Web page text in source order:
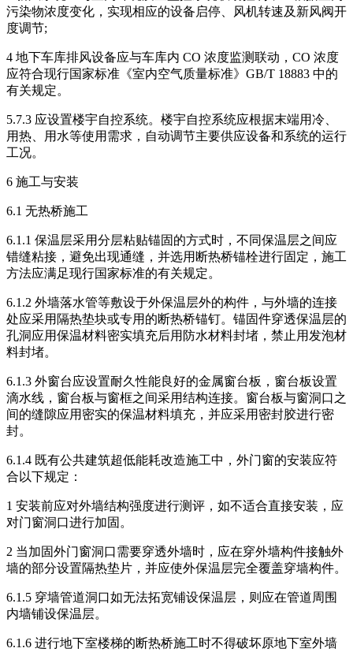
污染物浓度变化，实现相应的设备启停、风机转速及新风阀开
度调节;
4 地下车库排风设备应与车库内 CO 浓度监测联动，CO 浓度
应符合现行国家标准《室内空气质量标准》GB/T 18883 中的
有关规定。
5.7.3 应设置楼宇自控系统。楼宇自控系统应根据末端用冷、
用热、用水等使用需求，自动调节主要供应设备和系统的运行
工况。
6 施工与安装
6.1 无热桥施工
6.1.1 保温层采用分层粘贴锚固的方式时，不同保温层之间应
错缝粘接，避免出现通缝，并选用断热桥锚栓进行固定，施工
方法应满足现行国家标准的有关规定。
6.1.2 外墙落水管等敷设于外保温层外的构件，与外墙的连接
处应采用隔热垫块或专用的断热桥锚钉。锚固件穿透保温层的
孔洞应用保温材料密实填充后用防水材料封堵，禁止用发泡材
料封堵。
6.1.3 外窗台应设置耐久性能良好的金属窗台板，窗台板设置
滴水线，窗台板与窗框之间采用结构连接。窗台板与窗洞口之
间的缝隙应用密实的保温材料填充，并应采用密封胶进行密
封。
6.1.4 既有公共建筑超低能耗改造施工中，外门窗的安装应符
合以下规定：
1 安装前应对外墙结构强度进行测评，如不适合直接安装，应
对门窗洞口进行加固。
2 当加固外门窗洞口需要穿透外墙时，应在穿外墙构件接触外
墙的部分设置隔热垫片，并应使外保温层完全覆盖穿墙构件。
6.1.5 穿墙管道洞口如无法拓宽铺设保温层，则应在管道周围
内墙铺设保温层。
6.1.6 进行地下室楼梯的断热桥施工时不得破坏原地下室外墙